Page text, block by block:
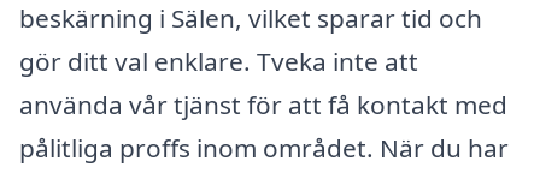
beskärning i Sälen, vilket sparar tid och
gör ditt val enklare. Tveka inte att
använda vår tjänst för att få kontakt med
pålitliga proffs inom området. När du har